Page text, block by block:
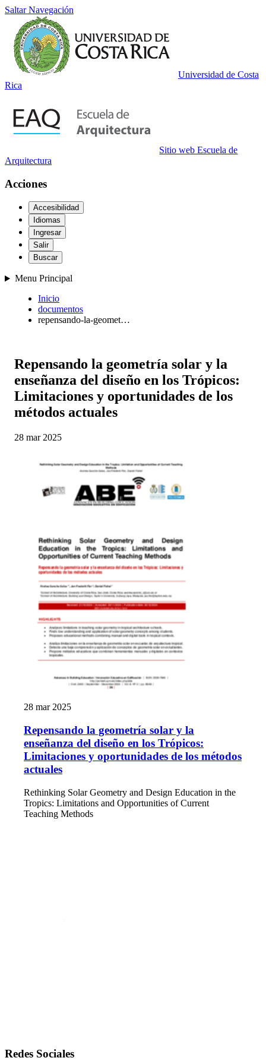
Saltar Navegación
Universidad de Costa
Rica
Sitio web Escuela de
Arquitectura
Acciones
Accesibilidad
Idiomas
Ingresar
Salir
Buscar
Menu Principal
Inicio
documentos
repensando-la-geomet…
Repensando la geometría solar y la
enseñanza del diseño en los Trópicos:
Limitaciones y oportunidades de los
métodos actuales
28 mar 2025
28 mar 2025
Repensando la geometría solar y la
enseñanza del diseño en los Trópicos:
Limitaciones y oportunidades de los métodos
actuales
Rethinking Solar Geometry and Design Education in the
Tropics: Limitations and Opportunities of Current
Teaching Methods
Redes Sociales